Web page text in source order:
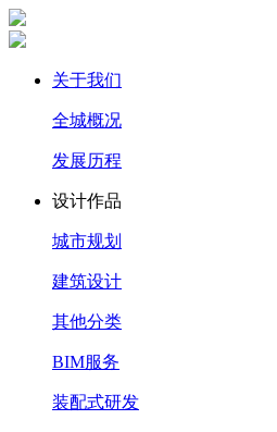
关于我们
全城概况
发展历程
设计作品
城市规划
建筑设计
其他分类
BIM服务
装配式研发